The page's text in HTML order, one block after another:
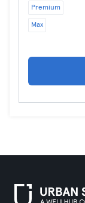
Premium
Max